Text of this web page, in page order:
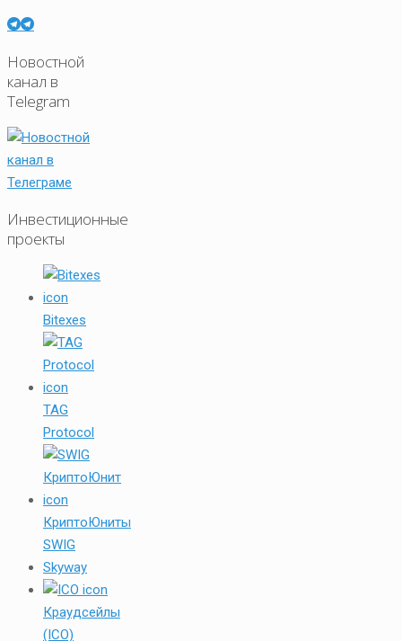
Новостной
канал в
Telegram
Инвестиционные
проекты
Bitexes
TAG
Protocol
КриптоЮниты
SWIG
Skyway
Краудсейлы
(ICO)